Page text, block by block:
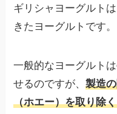
ギリシャヨーグルト
きたヨーグルトです。
一般的なヨーグルト
せるのですが、製造
（ホエー）を取り除